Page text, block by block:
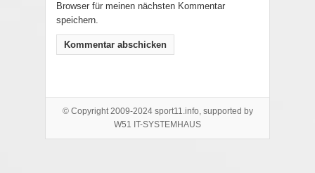
Browser für meinen nächsten Kommentar
speichern.
© Copyright 2009-2024 sport11.info, supported by
W51 IT-SYSTEMHAUS